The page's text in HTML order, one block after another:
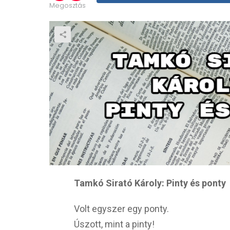
Megosztás
Tamkó Sirató Károly: Pinty és ponty
Volt egyszer egy ponty.
Úszott, mint a pinty!